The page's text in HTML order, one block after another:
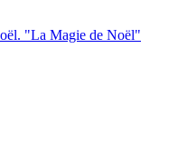
"La Magie de Noël"